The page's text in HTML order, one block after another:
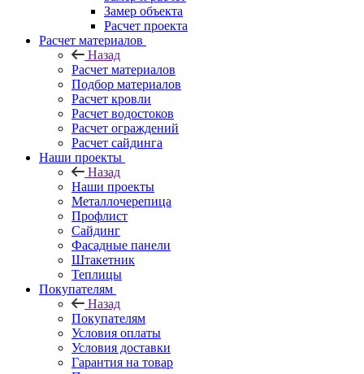
Замер объекта
Расчет проекта
Расчет материалов
Назад
Расчет материалов
Подбор материалов
Расчет кровли
Расчет водостоков
Расчет ограждений
Расчет сайдинга
Наши проекты
Назад
Наши проекты
Металлочерепица
Профлист
Сайдинг
Фасадные панели
Штакетник
Теплицы
Покупателям
Назад
Покупателям
Условия оплаты
Условия доставки
Гарантия на товар